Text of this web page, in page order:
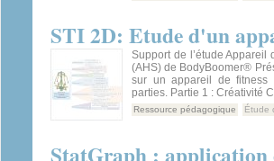
STI 2D: Etude d'un
Support de l’étude
(AHS) de BodyBoomer®
sur un appareil de
parties. Partie 1 : Créativité
Ressource pédagogique Étude
StatGraph : application